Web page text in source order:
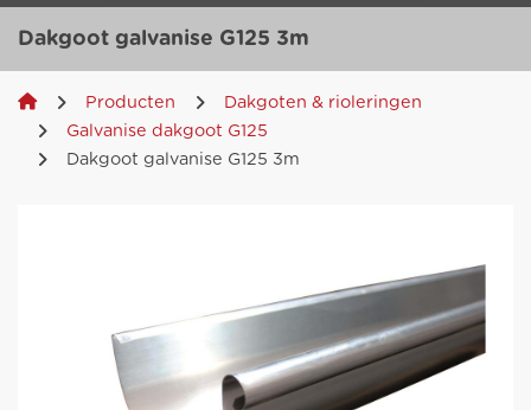
Dakgoot galvanise G125 3m
Producten
Dakgoten & rioleringen
Galvanise dakgoot G125
Dakgoot galvanise G125 3m